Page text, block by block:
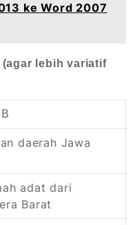
ke Word 2007
(agar lebih variatif
daerah Jawa
adat dari
Barat